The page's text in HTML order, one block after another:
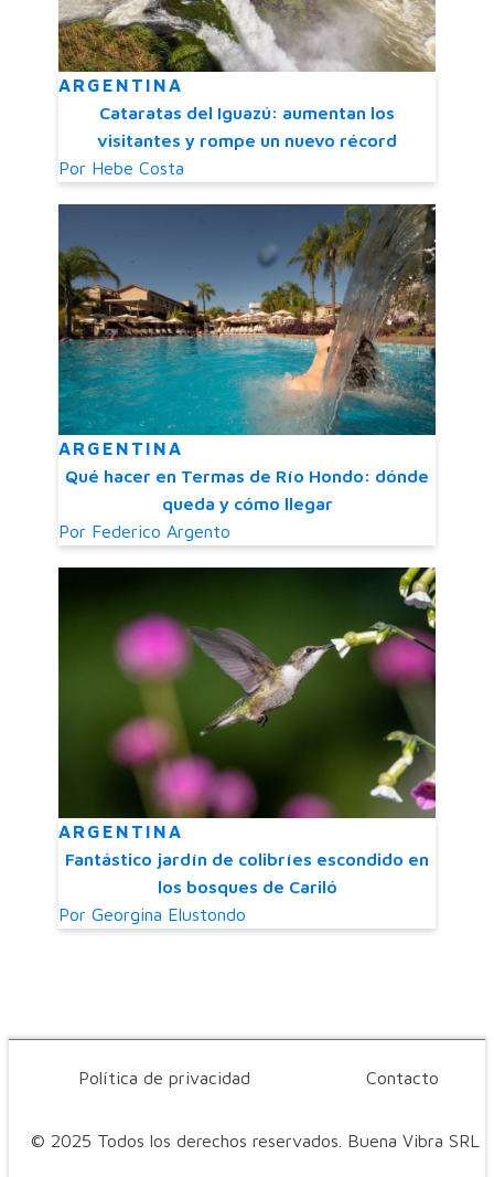
ARGENTINA
Cataratas del Iguazú: aumentan los
visitantes y rompe un nuevo récord
Por Hebe Costa
ARGENTINA
Qué hacer en Termas de Río Hondo: dónde
queda y cómo llegar
Por Federico Argento
ARGENTINA
Fantástico jardín de colibríes escondido en
los bosques de Cariló
Por Georgina Elustondo
© 2025 Todos los derechos reservados. Buena Vibra SRL
Política de privacidad Contacto